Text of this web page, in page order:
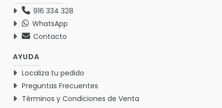
916 334 328
WhatsApp
Contacto
AYUDA
Localiza tu pedido
Preguntas Frecuentes
Términos y Condiciones de Venta